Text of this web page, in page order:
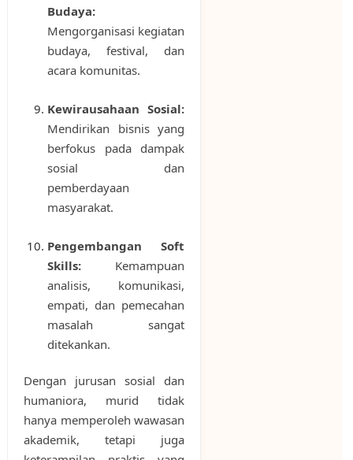
Budaya:
Mengorganisasi kegiatan
budaya, festival, dan
acara komunitas.
Kewirausahaan Sosial:
Mendirikan bisnis yang
berfokus pada dampak
sosial dan
pemberdayaan
masyarakat.
Pengembangan Soft
Skills:Kemampuan
analisis, komunikasi,
empati, dan pemecahan
masalah sangat
ditekankan.
Dengan jurusan sosial dan
humaniora, murid tidak
hanya memperoleh wawasan
akademik, tetapi juga